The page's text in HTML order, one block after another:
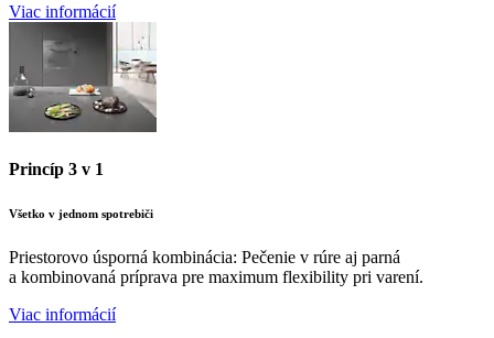
Viac informácií
Princíp 3 v 1
Všetko v jednom spotrebiči
Priestorovo úsporná kombinácia: Pečenie v rúre aj parná
a kombinovaná príprava pre maximum flexibility pri varení.
Viac informácií